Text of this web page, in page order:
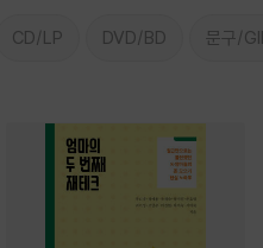
CD/LP DVD/BD 문구/